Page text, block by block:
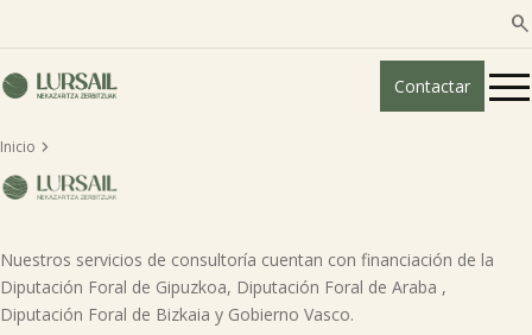

Quiénes somos
Servicios ganadería
Contactar
Inicio 
Nuestros servicios de consultoría cuentan con financiación de la
Diputación Foral de Gipuzkoa, Diputación Foral de Araba ,
Diputación Foral de Bizkaia y Gobierno Vasco.